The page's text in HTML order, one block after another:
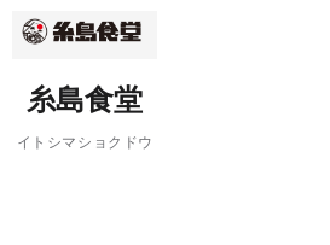
糸島食堂
イトシマショクドウ